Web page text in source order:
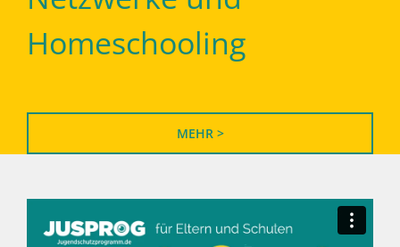
Homeschooling
MEHR >